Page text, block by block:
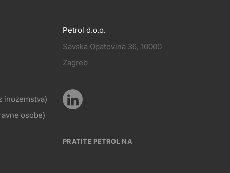
inozemstva)
osobe)
Pratite
nas
Petrol d.o.o.
Savska Opatovina 36, 10000
Zagreb
Pratite
nas
Social
PRATITE PETROL NA